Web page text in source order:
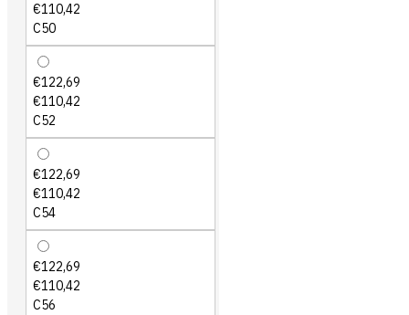
€110,42
C50
€122,69
€110,42
C52
€122,69
€110,42
C54
€122,69
€110,42
C56